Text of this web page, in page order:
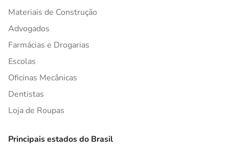
Materiais de Construção
Advogados
Farmácias e Drogarias
Escolas
Oficinas Mecânicas
Dentistas
Loja de Roupas
Principais estados do Brasil